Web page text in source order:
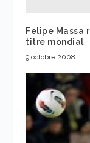
Felipe Massa
titre mondial
9 octobre 2008